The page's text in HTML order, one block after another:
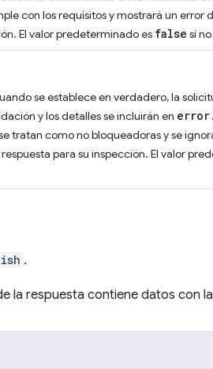
con los requisitos y mostrará un error
El valor predeterminado es false si
se establece en verdadero, la
y los detalles se incluirán en
tratan como no bloqueadoras y se
para su inspección. El valor
.
la respuesta contiene datos con la